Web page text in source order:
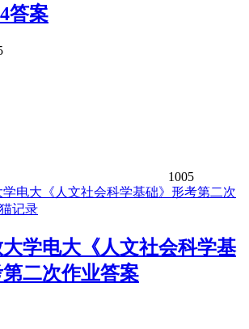
答案
1005
大学电大《人文社会科学基
二次作业答案